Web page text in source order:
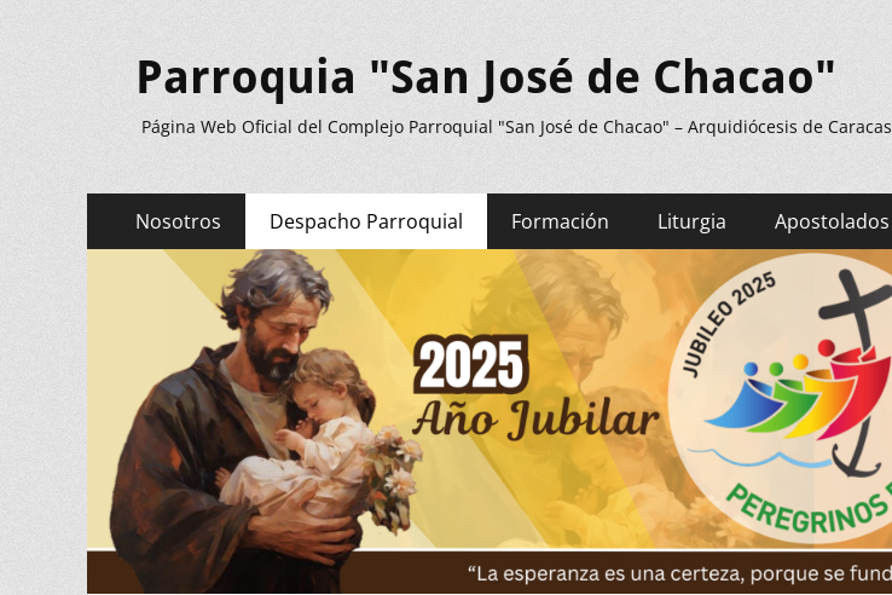
Parroquia "San José de Chacao"
Página Web Oficial del Complejo Parroquial "San José de Chacao" – Arquidiócesis de Caracas
Menú
principal
contenido
Nosotros Despacho Parroquial Formación Liturgia Apostolados